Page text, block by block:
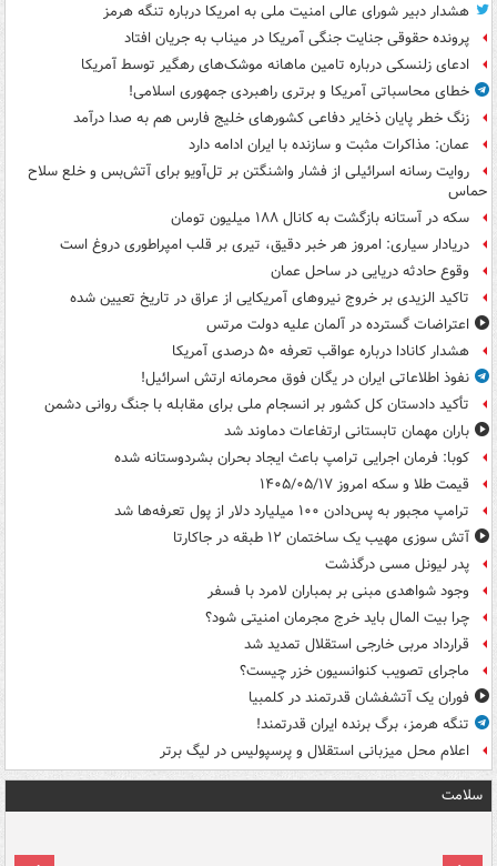
هشدار دبیر شورای عالی امنیت ملی به امریکا درباره تنگه هرمز
پرونده حقوقی جنایت جنگی آمریکا در میناب به جریان افتاد
ادعای زلنسکی درباره تامین ماهانه موشک‌های رهگیر توسط آمریکا
خطای محاسباتی آمریکا و برتری راهبردی جمهوری اسلامی!
زنگ خطر پایان ذخایر دفاعی کشورهای خلیج فارس هم به صدا درآمد
عمان: مذاکرات مثبت و سازنده با ایران ادامه دارد
روایت رسانه اسرائیلی از فشار واشنگتن بر تل‌آویو برای آتش‌بس و خلع سلاح
حماس
سکه در آستانه بازگشت به کانال ۱۸۸ میلیون تومان
دریادار سیاری: امروز هر خبر دقیق، تیری بر قلب امپراطوری دروغ است
وقوع حادثه دریایی در ساحل عمان
تاکید الزیدی بر خروج نیروهای آمریکایی از عراق در تاریخ تعیین شده
اعتراضات گسترده در آلمان علیه دولت مرتس
هشدار کانادا درباره عواقب تعرفه ۵۰ درصدی آمریکا
نفوذ اطلاعاتی ایران در یگان فوق محرمانه ارتش اسرائیل!
تأکید دادستان کل کشور بر انسجام ملی برای مقابله با جنگ روانی دشمن
باران مهمان تابستانی ارتفاعات دماوند شد
کوبا: فرمان اجرایی ترامپ باعث ایجاد بحران بشردوستانه شده
قیمت طلا و سکه امروز ۱۴۰۵/۰۵/۱۷
ترامپ مجبور به پس‌دادن ۱۰۰ میلیارد دلار از پول تعرفه‌ها شد
آتش سوزی مهیب یک ساختمان ۱۲ طبقه در جاکارتا
پدر لیونل مسی درگذشت
وجود شواهدی مبنی بر بمباران لامرد با فسفر
چرا بیت المال باید خرج مجرمان امنیتی شود؟
قرارداد مربی خارجی استقلال تمدید شد
ماجرای تصویب کنوانسیون خزر چیست؟
فوران یک آتشفشان قدرتمند در کلمبیا
تنگه هرمز، برگ برنده ایران قدرتمند!
اعلام محل میزبانی استقلال و پرسپولیس در لیگ برتر
سلامت